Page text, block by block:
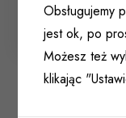
004 166
Obsługujemy
jest ok, po
Możesz też
klikając